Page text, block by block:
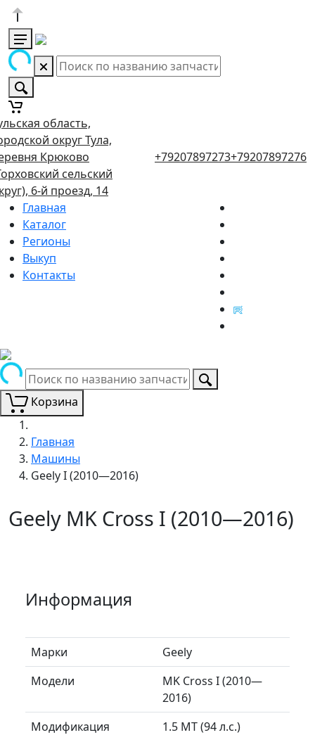
область,
округ Тула,
Крюково
сельский
6-й проезд, 14
+79207897273+79207897276
Главная
Каталог
Регионы
Выкуп
Контакты
Корзина
Главная
Машины
Geely I (2010—2016)
Geely MK Cross I (2010—2016)
Информация
Марки
Geely
Модели
MK Cross I (2010—
2016)
Модификация
1.5 MT (94 л.с.)